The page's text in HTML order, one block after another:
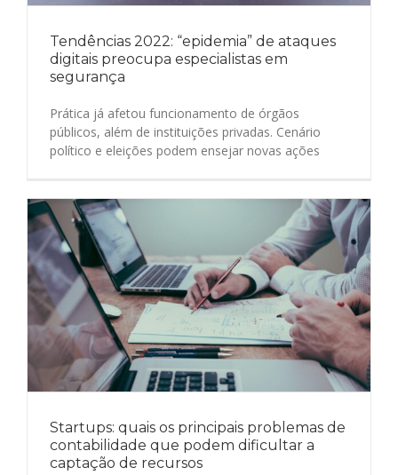
Tendências 2022: “epidemia” de ataques
digitais preocupa especialistas em
segurança
Prática já afetou funcionamento de órgãos
públicos, além de instituições privadas. Cenário
político e eleições podem ensejar novas ações
Startups: quais os principais problemas de
contabilidade que podem dificultar a
captação de recursos